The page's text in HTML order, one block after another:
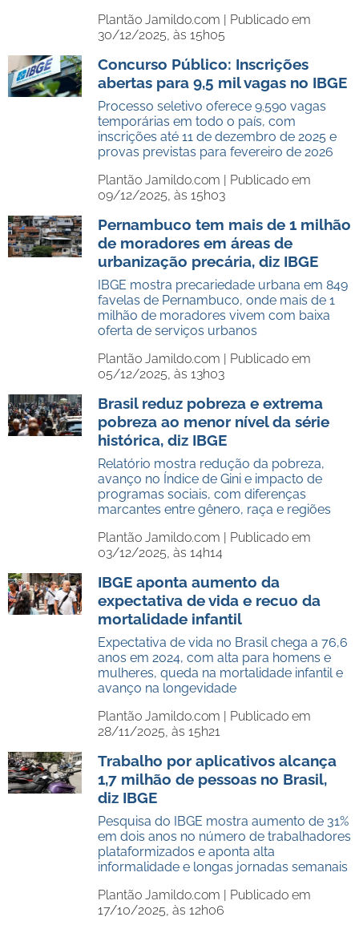
Plantão Jamildo.com | Publicado em
30/12/2025, às 15h05
Concurso Público: Inscrições
abertas para 9,5 mil vagas no IBGE
Processo seletivo oferece 9.590 vagas
temporárias em todo o país, com
inscrições até 11 de dezembro de 2025 e
provas previstas para fevereiro de 2026
Plantão Jamildo.com | Publicado em
09/12/2025, às 15h03
Pernambuco tem mais de 1 milhão
de moradores em áreas de
urbanização precária, diz IBGE
IBGE mostra precariedade urbana em 849
favelas de Pernambuco, onde mais de 1
milhão de moradores vivem com baixa
oferta de serviços urbanos
Plantão Jamildo.com | Publicado em
05/12/2025, às 13h03
Brasil reduz pobreza e extrema
pobreza ao menor nível da série
histórica, diz IBGE
Relatório mostra redução da pobreza,
avanço no Índice de Gini e impacto de
programas sociais, com diferenças
marcantes entre gênero, raça e regiões
Plantão Jamildo.com | Publicado em
03/12/2025, às 14h14
IBGE aponta aumento da
expectativa de vida e recuo da
mortalidade infantil
Expectativa de vida no Brasil chega a 76,6
anos em 2024, com alta para homens e
mulheres, queda na mortalidade infantil e
avanço na longevidade
Plantão Jamildo.com | Publicado em
28/11/2025, às 15h21
Trabalho por aplicativos alcança
1,7 milhão de pessoas no Brasil,
diz IBGE
Pesquisa do IBGE mostra aumento de 31%
em dois anos no número de trabalhadores
plataformizados e aponta alta
informalidade e longas jornadas semanais
Plantão Jamildo.com | Publicado em
17/10/2025, às 12h06